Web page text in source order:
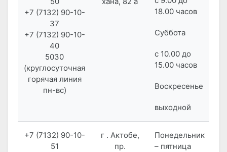
+7 (7132) 90-10-
37
+7 (7132) 90-10-
40
5030
(круглосуточная
горячая линия
пн-вс)
18.00 часов
Суббота
с 10.00 до
15.00 часов
Воскресенье
выходной
+7 (7132) 90-10-
51
г . Актобе,
пр.
Понедельник
– пятница